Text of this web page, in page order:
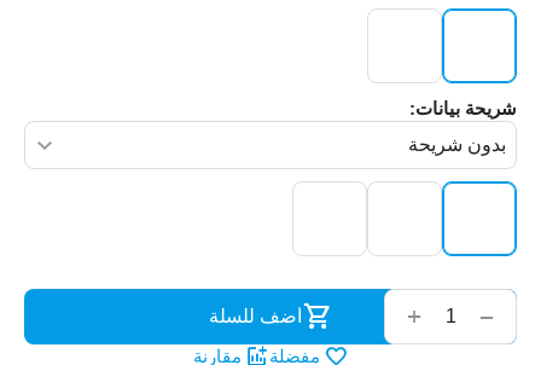
شريحة بيانات:
أضف للسلة
مفضلة
مقارنة